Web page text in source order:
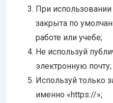
При
закрыта по
работе или учебе;
Не используй
электронную почту;
Используй только
именно «https://»;